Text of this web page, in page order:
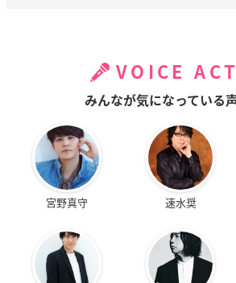
VOICE
みんなが気になっている
宮野真守 速水奨